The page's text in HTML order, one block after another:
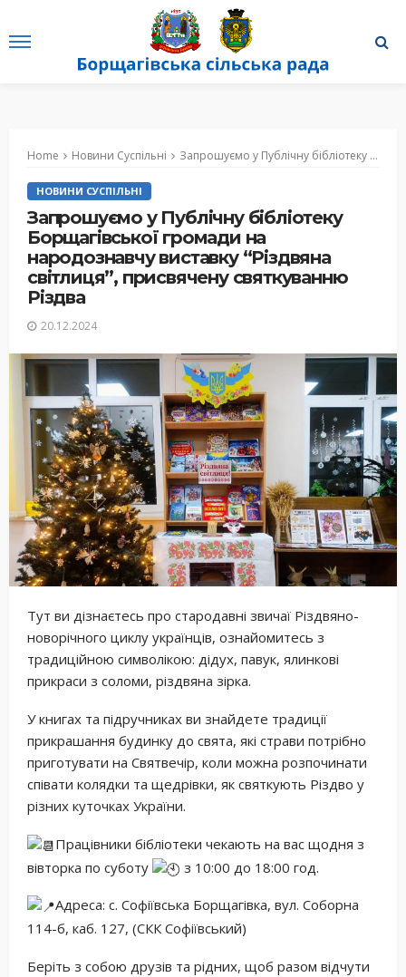
Home Новини Суспільні Запрошуємо у Публічну бібліотеку Борщагівської громади на народознавчу виставку “Різдвяна світлиця”, присвячену святкуванню Різдва
НОВИНИ СУСПІЛЬНІ
Запрошуємо у Публічну бібліотеку
Борщагівської громади на
народознавчу виставку “Різдвяна
світлиця”, присвячену святкуванню
Різдва
20.12.2024
Тут ви дізнаєтесь про стародавні звичаї Різдвяно-
новорічного циклу українців, ознайомитесь з
традиційною символікою: дідух, павук, ялинкові
прикраси з соломи, різдвяна зірка.
У книгах та підручниках ви знайдете традиції
прикрашання будинку до свята, які страви потрібно
приготувати на Святвечір, коли можна розпочинати
співати колядки та щедрівки, як святкують Різдво у
різних куточках України.
Працівники бібліотеки чекають на вас щодня з
вівторка по суботу
з 10:00 до 18:00 год.
Адреса: с. Софіївська Борщагівка, вул. Соборна
114-б, каб. 127, (СКК Софіївський)
Беріть з собою друзів та рідних, щоб разом відчути